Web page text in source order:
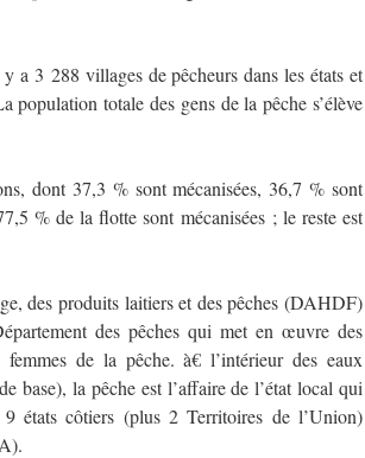
a 3 288 villages de pêcheurs dans les états et
totale des gens de la pêche s’élève
dont 37,3 % sont mécanisées, 36,7 % sont
% de la flotte sont mécanisées ; le reste est
des produits laitiers et des pêches (DAHDF)
des pêches qui met en œuvre des
de la pêche. à€ l’intérieur des eaux
base), la pêche est l’affaire de l’état local qui
états côtiers (plus 2 Territoires de l’Union)